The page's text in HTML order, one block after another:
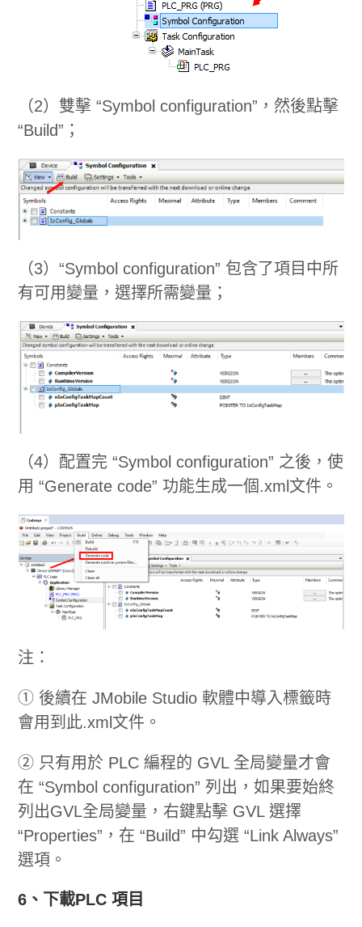
（2）雙擊 “Symbol configuration”，然後點擊
“Build”；
（3）“Symbol configuration” 包含了項目中所
有可用變量，選擇所需變量；
（4）配置完 “Symbol configuration” 之後，使
用 “Generate code” 功能生成一個.xml文件。
注：
① 後續在 JMobile Studio 軟體中導入標籤時
會用到此.xml文件。
② 只有用於 PLC 編程的 GVL 全局變量才會
在 “Symbol configuration” 列出，如果要始終
列出GVL全局變量，右鍵點擊 GVL 選擇
“Properties”，在 “Build” 中勾選 “Link Always”
選項。
6、下載PLC 項目